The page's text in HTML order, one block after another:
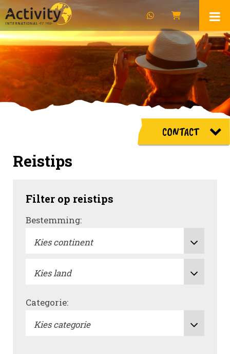
CONTACT
Reistips
Filter op reistips
Bestemming:
Categorie: